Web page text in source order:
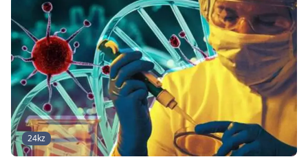
24kz